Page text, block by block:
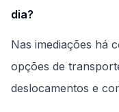
dia?
Nas imediações há
opções de
deslocamentos e